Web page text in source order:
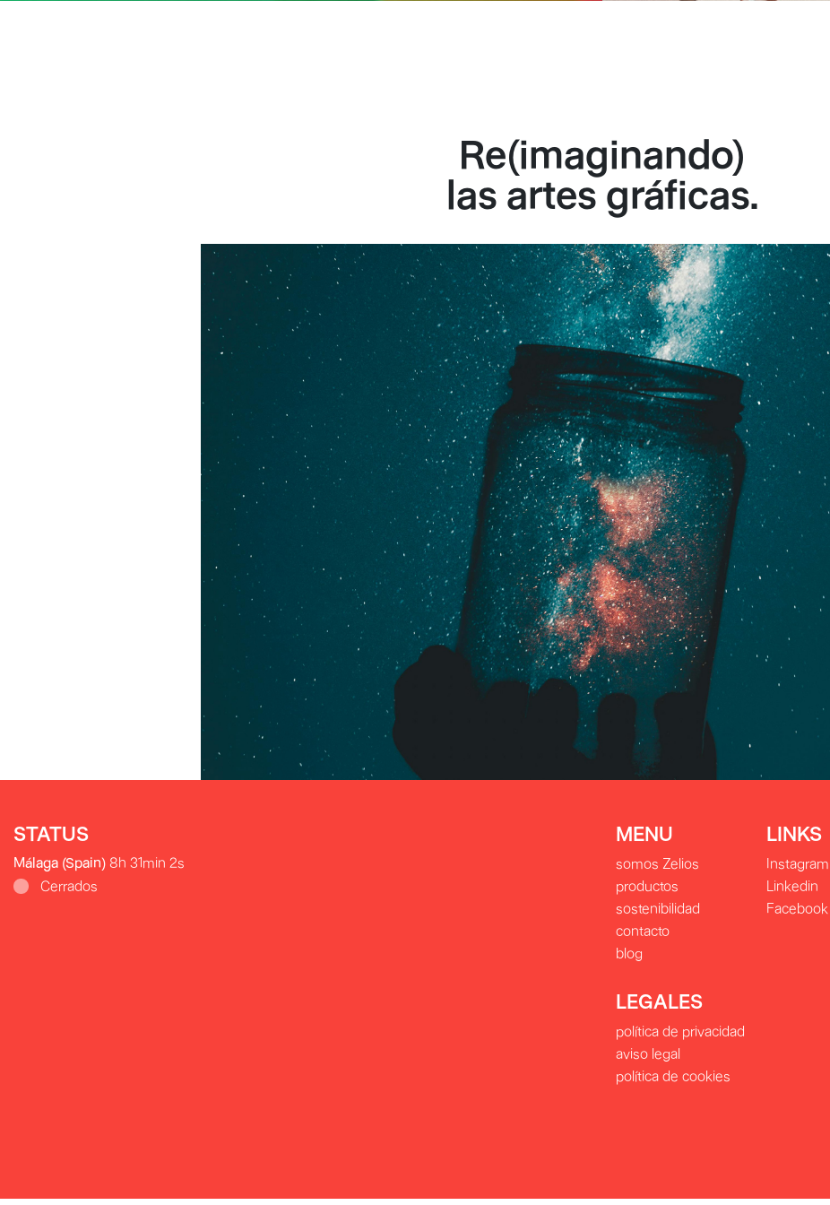
Re(imaginando)
las artes gráficas.
STATUS
Málaga (Spain) 8h 31min 4s
Cerrados
MENU
somos Zelios
productos
sostenibilidad
contacto
blog
LINKS
Instagram
Linkedin
Facebook
LEGALES
política de privacidad
aviso legal
política de cookies